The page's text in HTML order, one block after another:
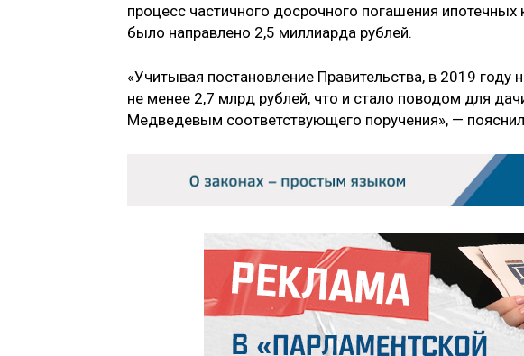
процесс частичного досрочного погашения
было направлено 2,5 миллиарда рублей.
«Учитывая постановление Правительства, в 2019 году
не менее 2,7 млрд рублей, что и стало поводом для
Медведевым соответствующего поручения», —